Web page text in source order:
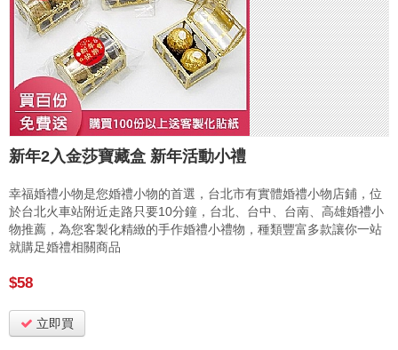
新年2入金莎寶藏盒 新年活動小禮
幸福婚禮小物是您婚禮小物的首選，台北市有實體婚禮小物店鋪，位
於台北火車站附近走路只要10分鐘，台北、台中、台南、高雄婚禮小
物推薦，為您客製化精緻的手作婚禮小禮物，種類豐富多款讓你一站
就購足婚禮相關商品
$58
立即買